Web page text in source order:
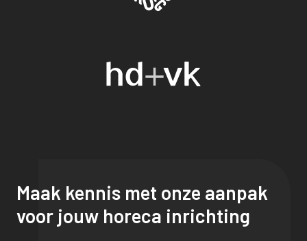
Maak kennis met onze aanpak
voor jouw horeca inrichting